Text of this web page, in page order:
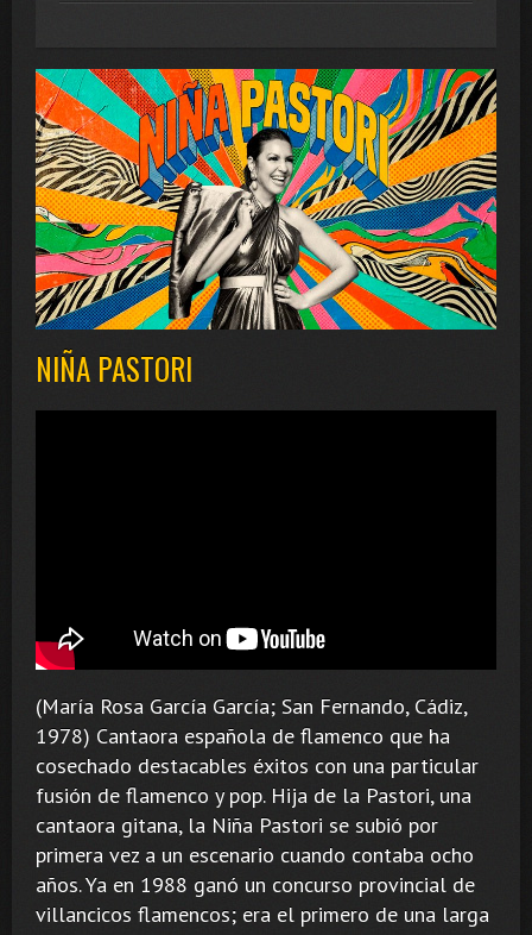
NIÑA PASTORI
(María Rosa García García; San Fernando, Cádiz,
1978) Cantaora española de flamenco que ha
cosechado destacables éxitos con una particular
fusión de flamenco y pop. Hija de la Pastori, una
cantaora gitana, la Niña Pastori se subió por
primera vez a un escenario cuando contaba ocho
años. Ya en 1988 ganó un concurso provincial de
villancicos flamencos; era el primero de una larga